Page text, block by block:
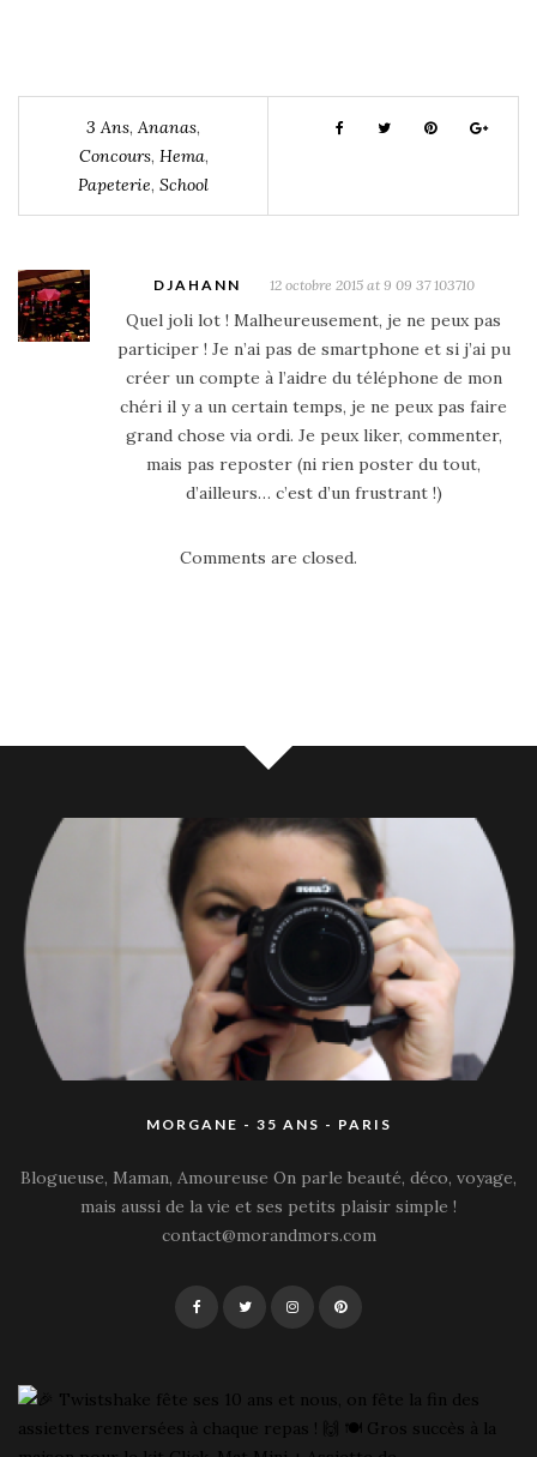
3 Ans,Ananas,
Concours, Hema,
Papeterie, School
DJAHANN 12 octobre 2015 at 9 09 37 103710
Quel joli lot ! Malheureusement, je ne peux pas
participer ! Je n’ai pas de smartphone et si j’ai pu
créer un compte à l’aidre du téléphone de mon
chéri il y a un certain temps, je ne peux pas faire
grand chose via ordi. Je peux liker, commenter,
mais pas reposter (ni rien poster du tout,
d’ailleurs… c’est d’un frustrant !)
Comments are closed.
MORGANE - 35 ANS - PARIS
Blogueuse, Maman, Amoureuse On parle beauté, déco, voyage,
mais aussi de la vie et ses petits plaisir simple !
contact@morandmors.com